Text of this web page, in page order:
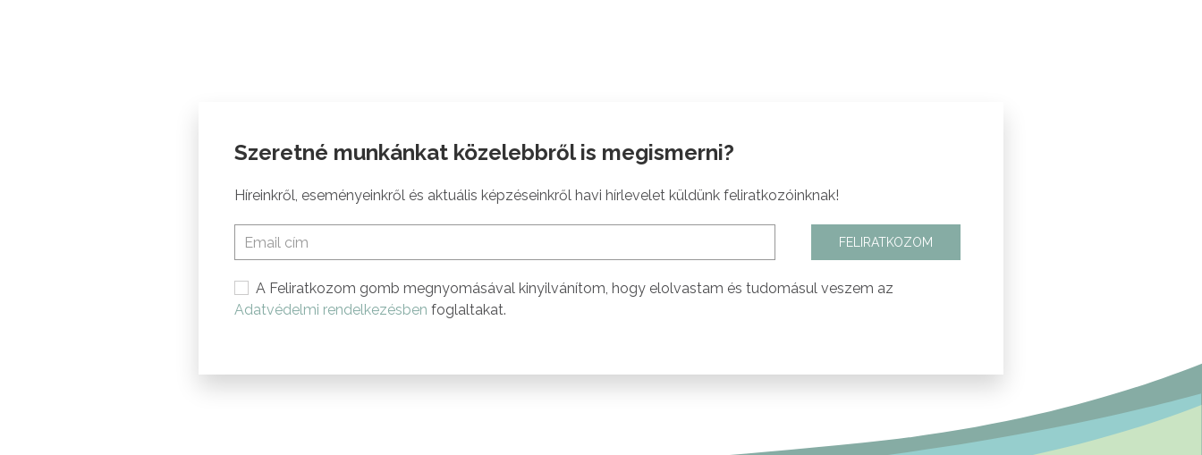
Szeretné munkánkat közelebbről is megismerni?
Híreinkről, eseményeinkről és aktuális képzéseinkről havi hírlevelet küldünk feliratkozóinknak!
FELIRATKOZOM
A Feliratkozom gomb megnyomásával kinyilvánítom, hogy elolvastam és tudomásul veszem az
Adatvédelmi rendelkezésben foglaltakat.